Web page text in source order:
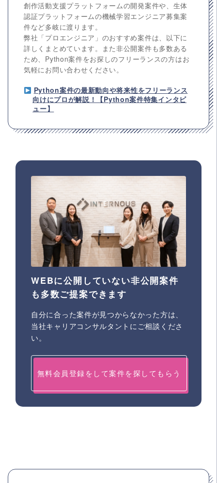
創作活動支援プラットフォームの開発案件や、生体
認証プラットフォームの機械学習エンジニア募集案
件など多岐に渡ります。
弊社「プロエンジニア」のおすすめ案件は、以下に
詳しくまとめています。また非公開案件も多数ある
ため、Python案件をお探しのフリーランスの方はお
気軽にお問い合わせください。
Python案件の最新動向や将来性をフリーランス
向けにプロが解説！【Python案件特集インタビ
ュー】
WEBに公開していない非公開案件
も多数ご提案できます
自分に合った案件が見つからなかった方は、
当社キャリアコンサルタントにご相談くださ
い。
無料会員登録をして案件を探してもらう